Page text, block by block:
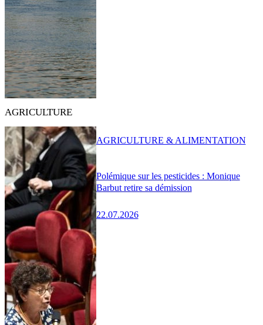
AGRICULTURE
Polémique sur les pesticides : Monique
Barbut retire sa démission
22.07.2026
AGRICULTURE & ALIMENTATION